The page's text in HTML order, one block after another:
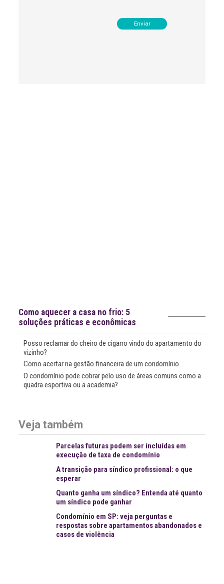
Notícias recentes
Como aquecer a casa no frio: 5
soluções práticas e econômicas
Posso reclamar do cheiro de cigarro vindo do apartamento do
vizinho?
Como acertar na gestão financeira de um condomínio
O condomínio pode cobrar pelo uso de áreas comuns como a
quadra esportiva ou a academia?
Veja também
Parcelas futuras podem ser incluídas em
execução de taxa de condomínio
A transição para síndico profissional: o que
esperar
Quanto ganha um síndico? Entenda até quanto
um síndico pode ganhar
Condomínio em SP: veja perguntas e
respostas sobre apartamentos abandonados e
casos de violência